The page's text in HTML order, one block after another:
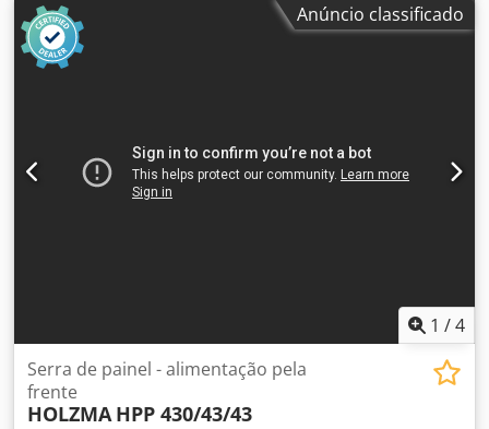
Asvrrldefpjha Sistema de carregamento para os magros:
sim
Anúncio classificado
1 /4
Serra de painel - alimentação pela
frente
HOLZMA HPP 430/43/43